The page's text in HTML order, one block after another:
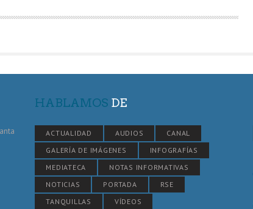
HABLAMOS DE
ACTUALIDAD AUDIOS
CANAL
GALERÍA DE IMÁGENES
INFOGRAFÍAS
MEDIATECA
NOTAS INFORMATIVAS
NOTICIAS
PORTADA
RSE
TANQUILLAS
VÍDEOS